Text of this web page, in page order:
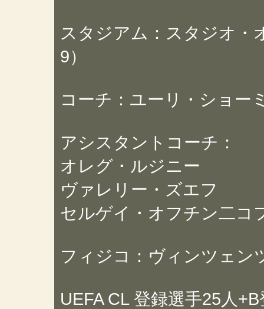
スタジアム：スタジオ・
9）
コーチ：ユーリ・ショー
アシスタントコーチ：
オレグ・ルジニー
ヴァレリー・ズエフ
セルゲイ・オフチン二コ
フィジコ：ヴィンツェン
UEFA CL 登録選手25人